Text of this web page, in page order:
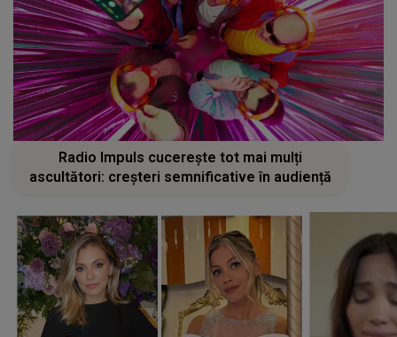
Radio Impuls cucerește tot mai mulți
ascultători: creșteri semnificative în audiență